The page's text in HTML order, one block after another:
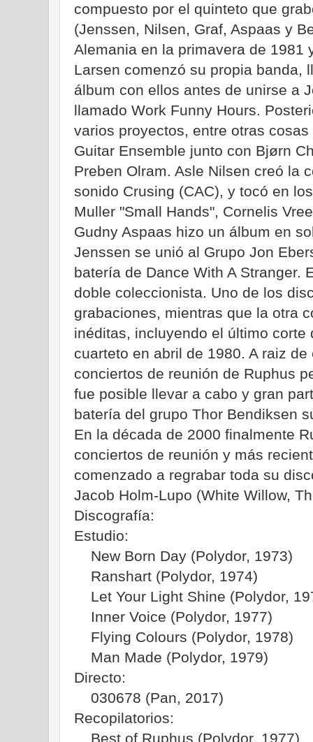
compuesto por el quinteto que
(Jenssen, Nilsen, Graf, Aspaas y
Alemania en la primavera de 1981
Larsen comenzó su propia banda,
álbum con ellos antes de unirse a
llamado Work Funny Hours.
varios proyectos, entre otras
Guitar Ensemble junto con Bjørn
Preben Olram. Asle Nilsen creó la
sonido Crusing (CAC), y tocó en
Muller "Small Hands", Cornelis
Gudny Aspaas hizo un álbum en
Jenssen se unió al Grupo Jon
batería de Dance With A Stranger.
doble coleccionista. Uno de los
grabaciones, mientras que la otra
inéditas, incluyendo el último corte
cuarteto en abril de 1980. A raiz
conciertos de reunión de Ruphus
fue posible llevar a cabo y gran
batería del grupo Thor Bendiksen
En la década de 2000 finalmente
conciertos de reunión y más
comenzado a regrabar toda su
Jacob Holm-Lupo (White Willow,
Discografía:
Estudio:
New Born Day (Polydor, 1973)
Ranshart (Polydor, 1974)
Let Your Light Shine (Polydor,
Inner Voice (Polydor, 1977)
Flying Colours (Polydor, 1978)
Man Made (Polydor, 1979)
Directo:
030678 (Pan, 2017)
Recopilatorios:
Best of Ruphus (Polydor, 1977)